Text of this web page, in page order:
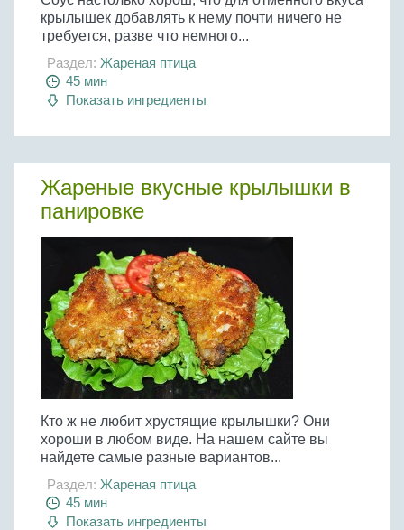
крылышек добавлять к нему почти ничего не
требуется, разве что немного...
Раздел: Жареная птица
45 мин
Показать ингредиенты
Жареные вкусные крылышки в
панировке
Кто ж не любит хрустящие крылышки? Они
хороши в любом виде. На нашем сайте вы
найдете самые разные вариантов...
Раздел: Жареная птица
45 мин
Показать ингредиенты